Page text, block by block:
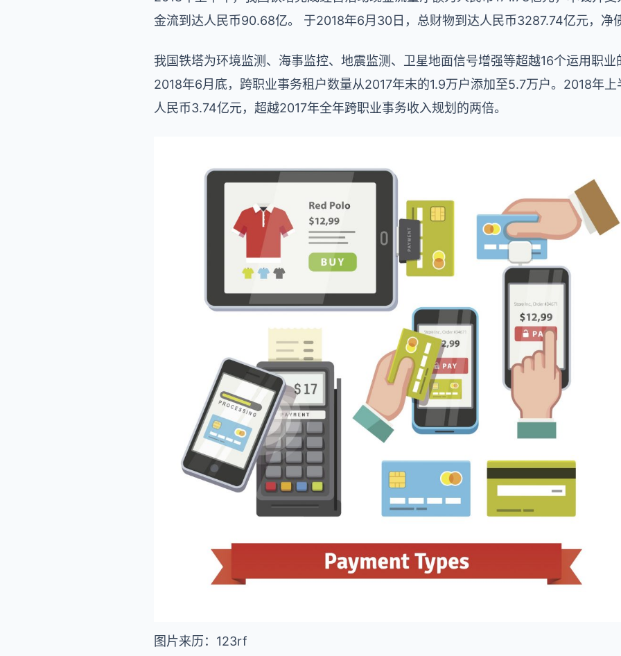
金流到达人民币90.68亿。 于2018年6月30日，总财物到达人民币3287.74亿元，净
我国铁塔为环境监测、海事监控、地震监测、卫星地面信号增强等超越16个运用职
2018年6月底，跨职业事务租户数量从2017年末的1.9万户添加至5.7万户。2018年
人民币3.74亿元，超越2017年全年跨职业事务收入规划的两倍。
图片来历：123rf